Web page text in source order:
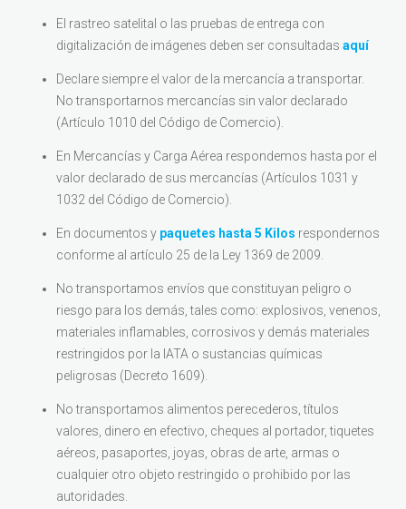
El rastreo satelital o las pruebas de entrega con
digitalización de imágenes deben ser consultadas aquí
Declare siempre el valor de la mercancía a transportar.
No transportarnos mercancías sin valor declarado
(Artículo 1010 del Código de Comercio).
En Mercancías y Carga Aérea respondemos hasta por el
valor declarado de sus mercancías (Artículos 1031 y
1032 del Código de Comercio).
En documentos y paquetes hasta 5 Kilos respondernos
conforme al artículo 25 de la Ley 1369 de 2009.
No transportamos envíos que constituyan peligro o
riesgo para los demás, tales como: explosivos, venenos,
materiales inflamables, corrosivos y demás materiales
restringidos por la IATA o sustancias químicas
peligrosas (Decreto 1609).
No transportamos alimentos perecederos, títulos
valores, dinero en efectivo, cheques al portador, tiquetes
aéreos, pasaportes, joyas, obras de arte, armas o
cualquier otro objeto restringido o prohibido por las
autoridades.